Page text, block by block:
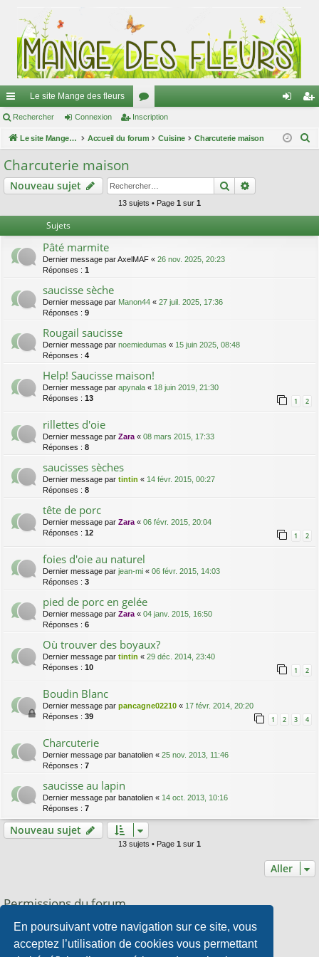
En poursuivant votre navigation sur ce site, vous
acceptez l’utilisation de cookies vous permettant
ac
co
ur
ci
Le site Mange des fleurs
or
u
s
ne cri
Rechercher Connexion Inscription
Le site Mange des fleurs Accueil du forum Cuisine Charcuterie maison
r
r
Charcuterie maison
Nouveau sujet Rechercher
13 sujets • Page 1 sur 1
Sujets
Pâté marmite
Dernier message parAxelMAF « 26 nov. 2025, 20:23
Réponses : 1
saucisse sèche
Dernier message par Manon44 « 27 juil. 2025, 17:36
Réponses : 9
Rougail saucisse
Dernier message par noemiedumas « 15 juin 2025, 08:48
Réponses : 4
Help! Saucisse maison!
Dernier message par apynala « 18 juin 2019, 21:30
Réponses : 13 1 2
rillettes d'oie
Dernier message par Zara « 08 mars 2015, 17:33
Réponses : 8
saucisses sèches
Dernier message par tintin « 14 févr. 2015, 00:27
Réponses : 8
tête de porc
Dernier message par Zara « 06 févr. 2015, 20:04
Réponses : 12 1 2
foies d'oie au naturel
Dernier message par jean-mi « 06 févr. 2015, 14:03
Réponses : 3
pied de porc en gelée
Dernier message par Zara « 04 janv. 2015, 16:50
Réponses : 6
Où trouver des boyaux?
Dernier message par tintin « 29 déc. 2014, 23:40
Réponses : 10 1 2
Boudin Blanc
Dernier message par pancagne02210 « 17 févr. 2014, 20:20
Réponses : 39 1 2 3 4
Charcuterie
Dernier message par banatolien « 25 nov. 2013, 11:46
Réponses : 7
saucisse au lapin
Dernier message par banatolien « 14 oct. 2013, 10:16
Réponses : 7
Nouveau sujet
13 sujets • Page 1 sur 1
Aller
Permissions du forum
Vousne pouvez pasrépondre aux sujets dans ce forum
Vousne pouvez pasmodifier vos messages dans ce forum
Vousne pouvez passupprimer vos messages dans ce forum